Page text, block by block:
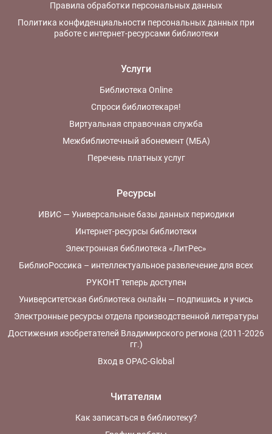
Правила обработки персональных данных
Политика конфиденциальности персональных данных при
работе с интернет-ресурсами библиотеки
Услуги
Библиотека Online
Спроси библиотекаря!
Виртуальная справочная служба
Межбиблиотечный абонемент (МБА)
Перечень платных услуг
Ресурсы
ИВИС — Универсальные базы данных периодики
Интернет-ресурсы библиотеки
Электронная библиотека «ЛитРес»
БиблиоРоссика – интеллектуальное развлечение для всех
РУКОНТ теперь доступен
Университетская библиотека онлайн — подпишись и учись
Электронные ресурсы отдела производственной литературы
Достижения изобретателей Владимирского региона (2011-2026
гг.)
Вход в OPAC-Global
Читателям
Как записаться в библиотеку?